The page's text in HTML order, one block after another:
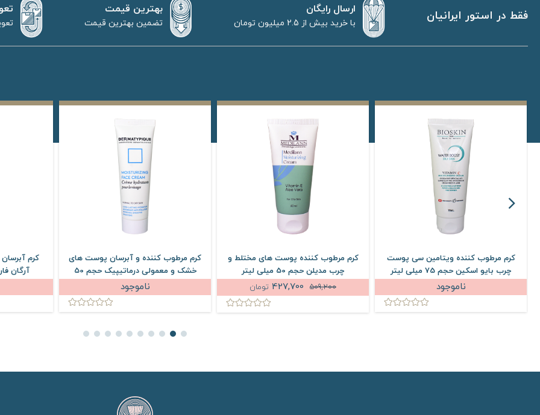
فقط در استور ایرانیان ارسال رایگان
با خرید بیش از 2.5 میلیون تومان
بهترین قیمت
تضمین بهترین قیمت
کرم مرطوب کننده ویتامین سی پوست
چرب بایو اسکین حجم 75 میلی لیتر
ناموجود
کرم مرطوب کننده پوست های مختلط و
چرب مدیلن حجم 50 میلی لیتر
509,200
تومان
کرم مرطوب کننده و آبرسان پوست های
خشک و معمولی درماتیپیک حجم 50
میلی لیتر
ناموجود
کرم
آرگان فاربن